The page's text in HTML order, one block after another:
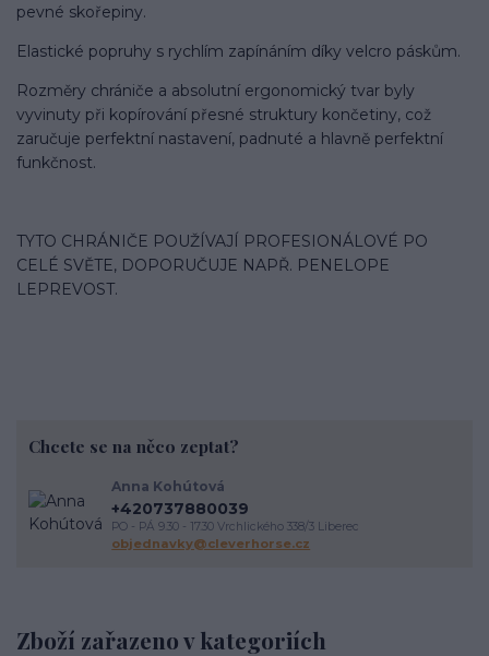
pevné skořepiny.
Elastické popruhy s rychlím zapínáním díky velcro páskům.
Rozměry chrániče a absolutní ergonomický tvar byly
vyvinuty při kopírování přesné struktury končetiny, což
zaručuje perfektní nastavení, padnuté a hlavně perfektní
funkčnost.
TYTO CHRÁNIČE POUŽÍVAJÍ PROFESIONÁLOVÉ PO
CELÉ SVĚTE, DOPORUČUJE NAPŘ. PENELOPE
LEPREVOST.
Zboží zařazeno v kategoriích
Chcete se na něco zeptat?
Anna Kohútová
+420737880039
PO - PÁ 9.30 - 17.30 Vrchlického 338/3 Liberec
objednavky@cleverhorse.cz